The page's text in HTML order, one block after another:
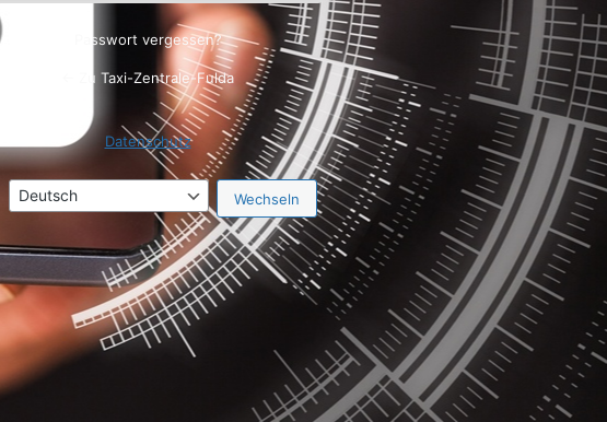
Passwort vergessen?
← Zu Taxi-Zentrale-Fulda
Datenschutz
Sprache